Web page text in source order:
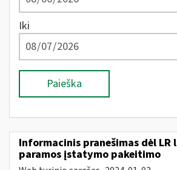
Iki
Paieška
Informacinis pranešimas dėl LR
paramos įstatymo pakeitimo